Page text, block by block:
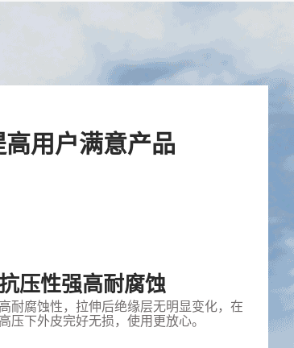
用户满意产品
压性强高耐腐蚀
高耐腐蚀性，拉伸后绝缘层无明显变化，在
高压下外皮完好无损，使用更放心。